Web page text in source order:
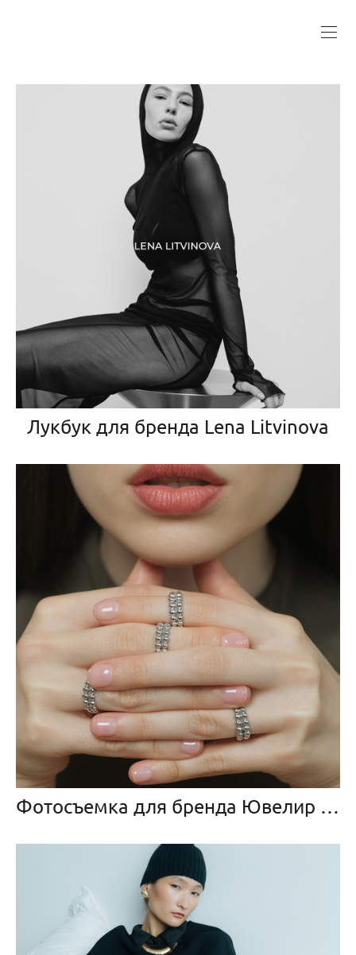
Лукбук для бренда Lena Litvinova
Фотосъемка для бренда Ювелир Карат